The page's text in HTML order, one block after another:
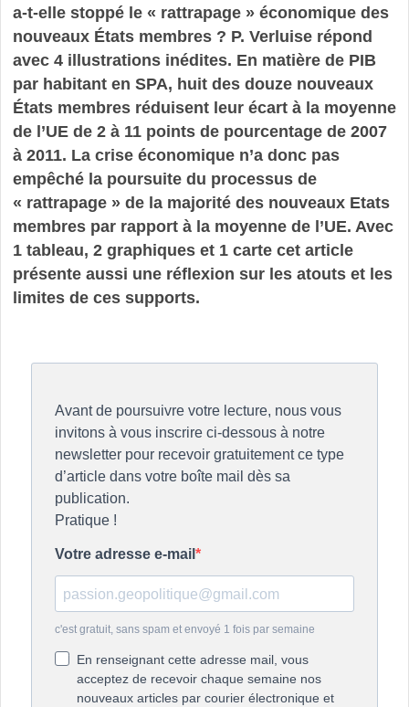
a-t-elle stoppé le « rattrapage » économique des
nouveaux États membres ? P. Verluise répond
avec 4 illustrations inédites. En matière de PIB
par habitant en SPA, huit des douze nouveaux
États membres réduisent leur écart à la moyenne
de l’UE de 2 à 11 points de pourcentage de 2007
à 2011. La crise économique n’a donc pas
empêché la poursuite du processus de
« rattrapage » de la majorité des nouveaux Etats
membres par rapport à la moyenne de l’UE. Avec
1 tableau, 2 graphiques et 1 carte cet article
présente aussi une réflexion sur les atouts et les
limites de ces supports.